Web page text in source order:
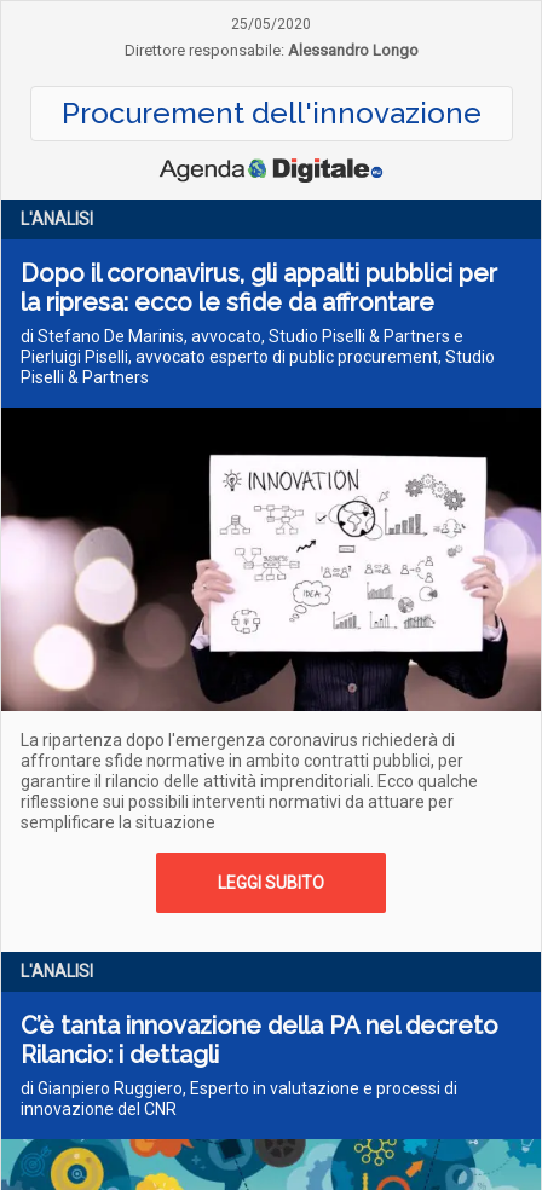
25/05/2020
Direttore responsabile: Alessandro Longo
Procurement dell'innovazione
L'ANALISI
Dopo il coronavirus, gli appalti pubblici per
la ripresa: ecco le sfide da affrontare
di Stefano De Marinis, avvocato, Studio Piselli & Partners e
Pierluigi Piselli, avvocato esperto di public procurement, Studio
Piselli & Partners
La ripartenza dopo l'emergenza coronavirus richiederà di
affrontare sfide normative in ambito contratti pubblici, per
garantire il rilancio delle attività imprenditoriali. Ecco qualche
riflessione sui possibili interventi normativi da attuare per
semplificare la situazione
LEGGI SUBITO
L'ANALISI
C’è tanta innovazione della PA nel decreto
Rilancio: i dettagli
di Gianpiero Ruggiero, Esperto in valutazione e processi di
innovazione del CNR